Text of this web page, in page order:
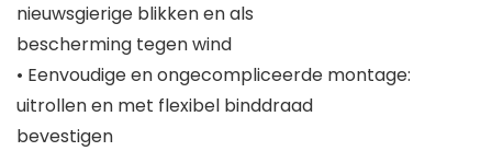
nieuwsgierige blikken en als
bescherming tegen wind
• Eenvoudige en ongecompliceerde montage:
uitrollen en met flexibel binddraad
bevestigen